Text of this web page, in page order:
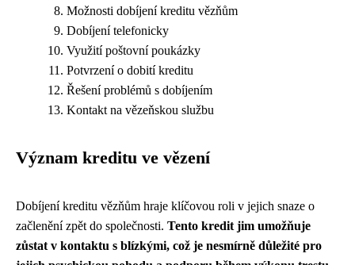
Možnosti dobíjení kreditu vězňům
Dobíjení telefonicky
Využití poštovní poukázky
Potvrzení o dobití kreditu
Řešení problémů s dobíjením
Kontakt na vězeňskou službu
Význam kreditu ve vězení
Dobíjení kreditu vězňům hraje klíčovou roli v jejich snaze o
začlenění zpět do společnosti. Tento kredit jim umožňuje
zůstat v kontaktu s blízkými, což je nesmírně důležité pro